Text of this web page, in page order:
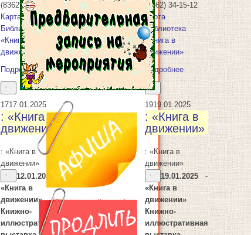
(8362) 34-15-12
Карта
Библиотека
«Книга в
движении»
Подробнее
(8362) 34-15-12
Карта
Библиотека
«Книга в
движении»
Подробнее
1717.01.2025
: «Книга в
движении»
: «Книга в
движении»
12.01.2025
-
«Книга в
движении»
Книжно-
иллюстративная
1919.01.2025
: «Книга в
движении»
: «Книга в
движении»
19.01.2025
-
«Книга в
движении»
Книжно-
иллюстративная